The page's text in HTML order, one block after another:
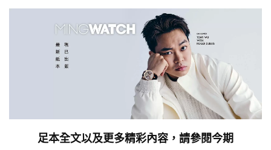
足本全文以及更多精彩內容，請參閱今期